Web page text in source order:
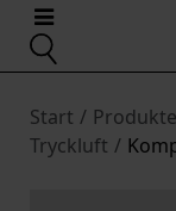
Start /
Tryckluft /